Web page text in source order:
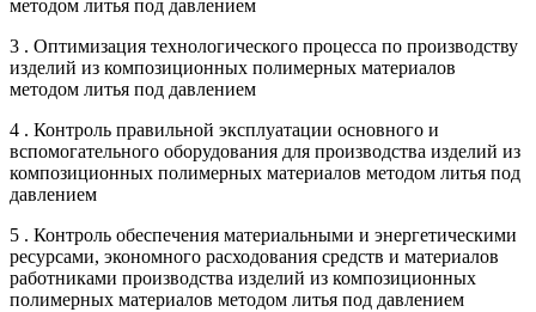
методом литья под давлением
3 . Оптимизация технологического процесса по производству
изделий из композиционных полимерных материалов
методом литья под давлением
4 . Контроль правильной эксплуатации основного и
вспомогательного оборудования для производства изделий из
композиционных полимерных материалов методом литья под
давлением
5 . Контроль обеспечения материальными и энергетическими
ресурсами, экономного расходования средств и материалов
работниками производства изделий из композиционных
полимерных материалов методом литья под давлением